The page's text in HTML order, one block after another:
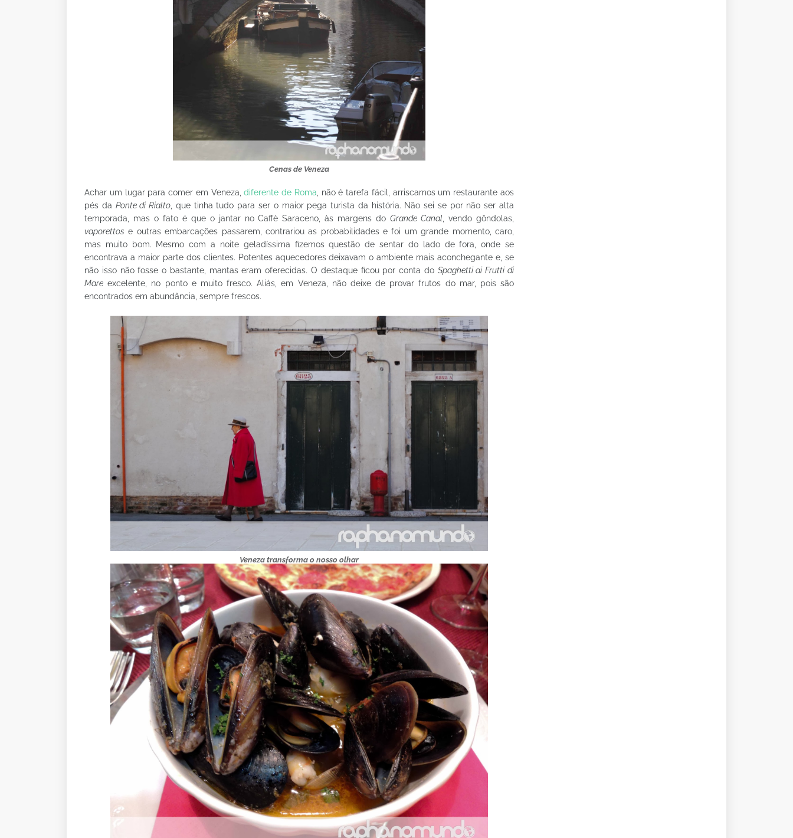
Cenas de Veneza
Achar um lugar para comer em Veneza,diferente de Roma , não é tarefa fácil, arriscamos um restaurante aos
pés da Ponte di Rialto , que tinha tudo para ser o maior pega turista da história. Não sei se por não ser alta
temporada, mas o fato é que o jantar no Caffè Saraceno, às margens doGrande Canal , vendo gôndolas,
vaporettos e outras embarcações passarem, contrariou as probabilidades e foi um grande momento, caro,
mas muito bom. Mesmo com a noite geladíssima fizemos questão de sentar do lado de fora, onde se
encontrava a maior parte dos clientes. Potentes aquecedores deixavam o ambiente mais aconchegante e, se
não isso não fosse o bastante, mantas eram oferecidas. O destaque ficou por conta do Spaghetti ai Frutti di
Mare excelente, no ponto e muito fresco. Aliás, em Veneza, não deixe de provar frutos do mar, pois são
encontrados em abundância, sempre frescos.
Veneza transforma o nosso olhar